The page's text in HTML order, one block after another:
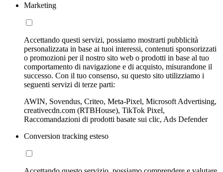
Marketing
Accettando questi servizi, possiamo mostrarti pubblicità
personalizzata in base ai tuoi interessi, contenuti sponsorizzati
o promozioni per il nostro sito web o prodotti in base al tuo
comportamento di navigazione e di acquisto, misurandone il
successo. Con il tuo consenso, su questo sito utilizziamo i
seguenti servizi di terze parti:
AWIN, Sovendus, Criteo, Meta-Pixel, Microsoft Advertising,
creativecdn.com (RTBHouse), TikTok Pixel,
Raccomandazioni di prodotti basate sui clic, Ads Defender
Conversion tracking esteso